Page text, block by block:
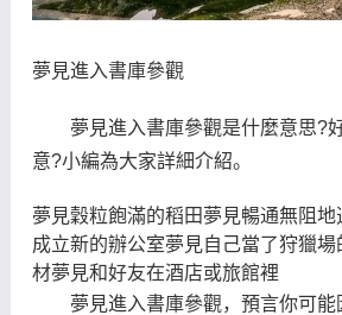
夢見進入書庫參觀
夢見進入書庫參觀是什麼意思?
意?小編為大家詳細介紹。
夢見穀粒飽滿的稻田夢見暢通無阻
成立新的辦公室夢見自己當了狩獵
材夢見和好友在酒店或旅館裡
夢見進入書庫參觀，預言你可能